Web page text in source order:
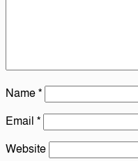
Name*
Email *
Website